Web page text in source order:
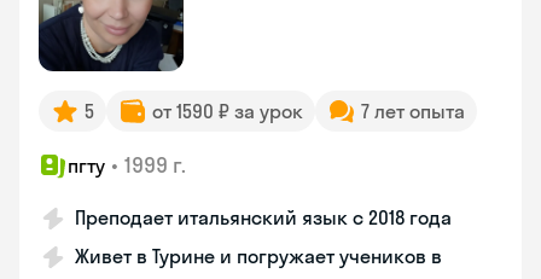
5 от 1590 ₽ за урок 7 лет опыта
пгту • 1999 г.
Преподает итальянский язык с 2018 года
Живет в Турине и погружает учеников в